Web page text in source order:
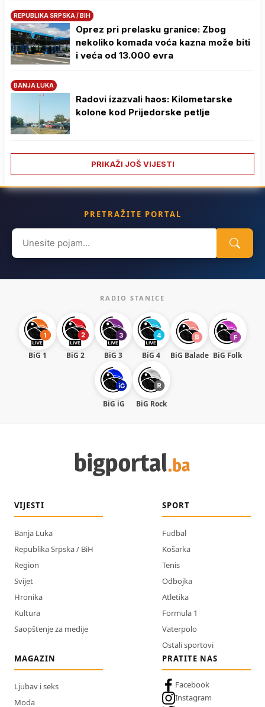
REPUBLIKA SRPSKA / BIH
Oprez pri prelasku granice: Zbog
nekoliko komada voća kazna može biti
i veća od 13.000 evra
BANJA LUKA
Radovi izazvali haos: Kilometarske
kolone kod Prijedorske petlje
PRIKAŽI JOŠ VIJESTI
PRETRAŽITE PORTAL
Search
for:
RADIO STANICE
BiG 1 BiG 2 BiG 3 BiG 4 BiG Balade BiG Folk
BiG iG BiG Rock
VIJESTI
Banja Luka
Republika Srpska / BiH
Region
Svijet
Hronika
Kultura
Saopštenje za medije
SPORT
Fudbal
Košarka
Tenis
Odbojka
Atletika
Formula 1
Vaterpolo
Ostali sportovi
MAGAZIN
Ljubav i seks
Moda
PRATITE NAS
Facebook
Instagram